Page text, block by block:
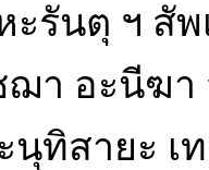
ะรันตุ ฯ สั
ฌา อะนีฆ
นุทิสายะ เ